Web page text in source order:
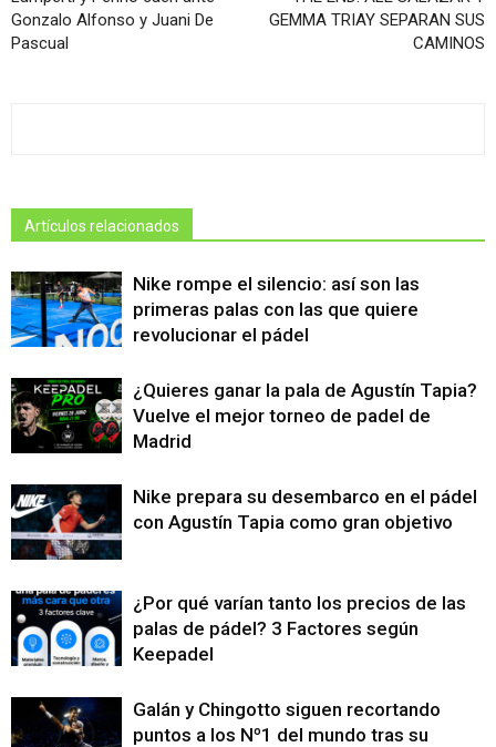
Gonzalo Alfonso y Juani De
Pascual
GEMMA TRIAY SEPARAN SUS
CAMINOS
Artículos relacionados
Nike rompe el silencio: así son las
primeras palas con las que quiere
revolucionar el pádel
¿Quieres ganar la pala de Agustín Tapia?
Vuelve el mejor torneo de padel de
Madrid
Nike prepara su desembarco en el pádel
con Agustín Tapia como gran objetivo
¿Por qué varían tanto los precios de las
palas de pádel? 3 Factores según
Keepadel
Galán y Chingotto siguen recortando
puntos a los Nº1 del mundo tras su